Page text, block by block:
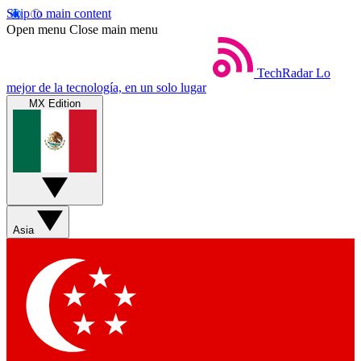
Skip to main content
Open menu Close main menu
TechRadar Lo
mejor de la tecnología, en un solo lugar
MX Edition
Asia